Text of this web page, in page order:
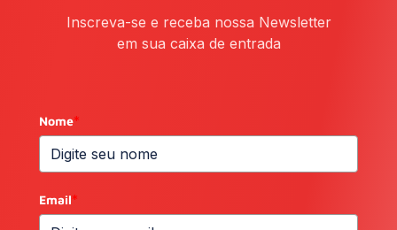
Inscreva-se e receba nossa Newsletter
em sua caixa de entrada
Nome*
Email*